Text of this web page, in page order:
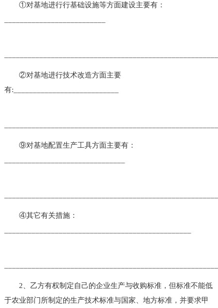
①对基地进行行基础设施等方面建设主要有：
②对基地进行技术改造方面主要
有:___________________________
⑨对基地配置生产工具方面主要有：
④其它有关措施：
2、乙方有权制定自己的企业生产与收购标准，但标准不能低
于农业部门所制定的生产技术标准与国家、地方标准，并要求甲